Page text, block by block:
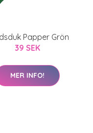
Papper Grön
39 SEK
MER INFO!